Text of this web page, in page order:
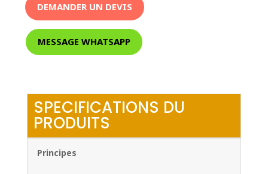
DEMANDER UN DEVIS
MESSAGE WHATSAPP
SPECIFICATIONS DU
PRODUITS
Principes